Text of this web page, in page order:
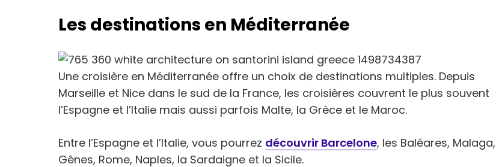
Les destinations en Méditerranée
Une croisière en Méditerranée offre un choix de destinations multiples. Depuis
Marseille et Nice dans le sud de la France, les croisières couvrent le plus souvent
l’Espagne et l’Italie mais aussi parfois Malte, la Grèce et le Maroc.
Entre l’Espagne et l’Italie, vous pourrez découvrir Barcelone, les Baléares, Malaga,
Gênes, Rome, Naples, la Sardaigne et la Sicile.